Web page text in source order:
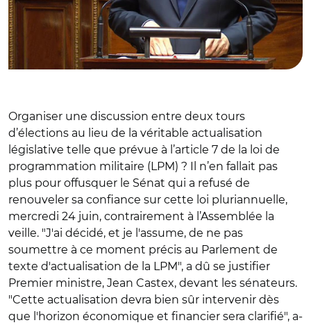
Organiser une discussion entre deux tours
d’élections au lieu de la véritable actualisation
législative telle que prévue à l’article 7 de la loi de
programmation militaire (LPM) ? Il n’en fallait pas
plus pour offusquer le Sénat qui a refusé de
renouveler sa confiance sur cette loi pluriannuelle,
mercredi 24 juin, contrairement à l’Assemblée la
veille. "J'ai décidé, et je l'assume, de ne pas
soumettre à ce moment précis au Parlement de
texte d'actualisation de la LPM", a dû se justifier
Premier ministre, Jean Castex, devant les sénateurs.
"Cette actualisation devra bien sûr intervenir dès
que l'horizon économique et financier sera clarifié", a-